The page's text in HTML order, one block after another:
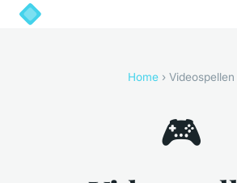
Home › Videospellen
🎮